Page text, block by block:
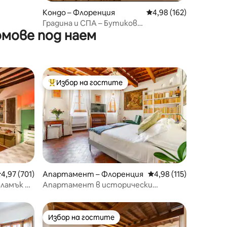
Кондо – Флоренция Средна оценка: 4,98
4,98 (162)
Градина и СПА – Бутиков
апартамент FlorArt
под наем
оценка: 4,97 от 5, 701 отзива
4,97 (701)
в
Най-популярен избор на гостите
Избор на гостите
Апартамент – Флоренция Средна оценка: 4,98
4,98 (115)
Апартамент в исторически
Избор на гостите
Избор на гостите